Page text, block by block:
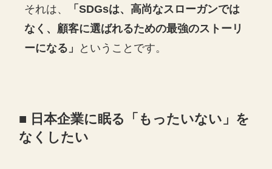
それは、
「SDGsは、高尚なスローガンでは
なく、顧客に選ばれるための最強のストーリ
ーになる」
ということです。
■ 日本企業に眠る「もったいない」を
なくしたい